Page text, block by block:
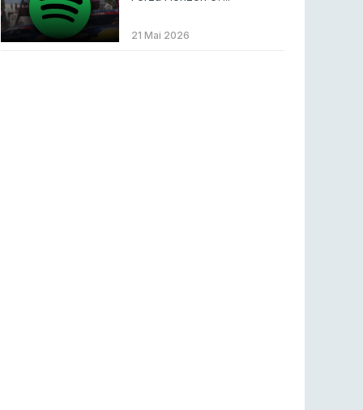
BLAST Bounty S2 na RTP Arena: Regressa o
melhor Counter-Strike
21 Mai 2026